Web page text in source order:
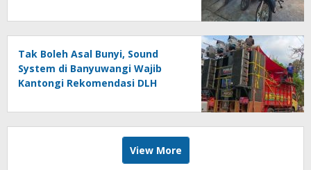
Tak Boleh Asal Bunyi, Sound
System di Banyuwangi Wajib
Kantongi Rekomendasi DLH
View More